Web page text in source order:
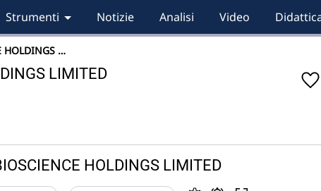
Strumenti Notizie Analisi Video
HOLDINGS …
LIMITED
HOLDINGS LIMITED